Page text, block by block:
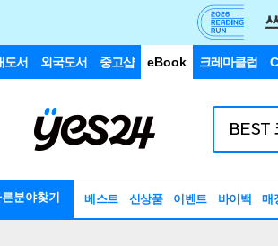
도서 외국도서 중고샵 eBook 크레마클럽
분야찾기 베스트 신상품 이벤트 바이백 매